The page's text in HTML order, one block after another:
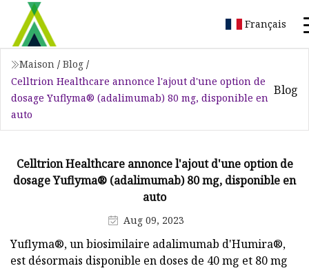
Français
Maison / Blog /
Celltrion Healthcare annonce l'ajout d'une option de
dosage Yuflyma® (adalimumab) 80 mg, disponible en
auto
Blog
Celltrion Healthcare annonce l'ajout d'une option de
dosage Yuflyma® (adalimumab) 80 mg, disponible en
auto
Aug 09, 2023
Yuflyma®, un biosimilaire adalimumab d'Humira®,
est désormais disponible en doses de 40 mg et 80 mg